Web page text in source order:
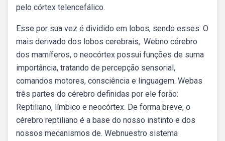
pelo córtex telencefálico.
Esse por sua vez é dividido em lobos, sendo esses: O
mais derivado dos lobos cerebrais,. Webno cérebro
dos mamíferos, o neocórtex possui funções de suma
importância, tratando de percepção sensorial,
comandos motores, consciência e linguagem. Webas
três partes do cérebro definidas por ele forão:
Reptiliano, límbico e neocórtex. De forma breve, o
cérebro reptiliano é a base do nosso instinto e dos
nossos mecanismos de. Webnuestro sistema